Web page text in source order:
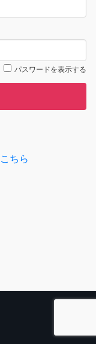
パスワードを表示する
こちら